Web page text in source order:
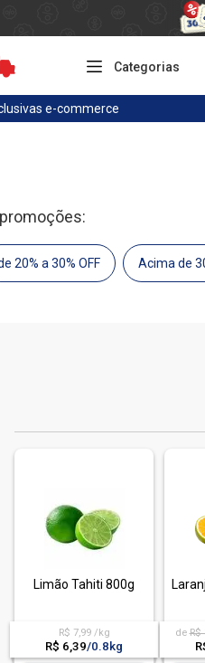
Categorias
e-commerce
20% a 30% OFF Acima de
Limão Tahiti 800g
R$ 7,99 /kg
R$ 6,39/0.8kg
deR$